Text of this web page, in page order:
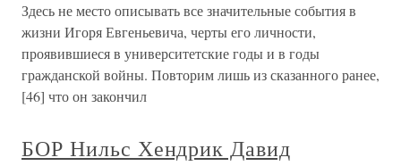
Здесь не место описывать все значительные события в
жизни Игоря Евгеньевича, черты его личности,
проявившиеся в университетские годы и в годы
гражданской войны. Повторим лишь из сказанного ранее,
[46] что он закончил
БОР Нильс Хендрик Давид